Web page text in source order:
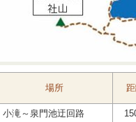
場所
小滝～泉門池迂回路